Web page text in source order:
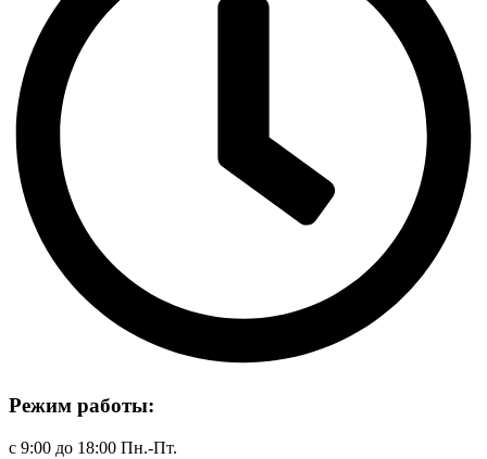
Режим работы:
с 9:00 до 18:00 Пн.-Пт.